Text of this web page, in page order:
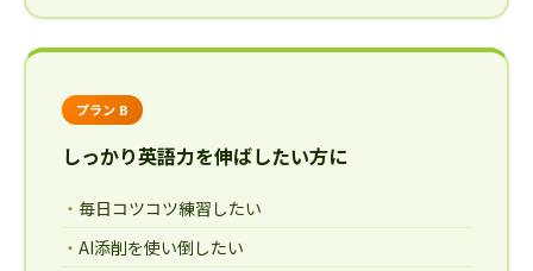
プラン B
しっかり英語力を伸ばしたい方に
毎日コツコツ練習したい
AI添削を使い倒したい